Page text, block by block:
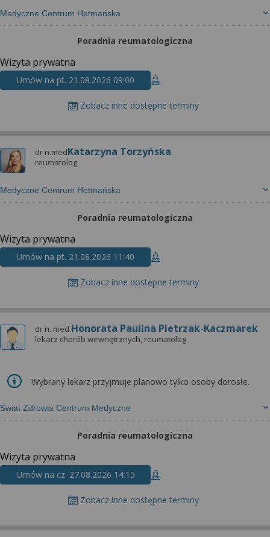
Medyczne Centrum Hetmańska
Poradnia reumatologiczna
Wizyta prywatna
Umów na pt. 21.08.2026 09:00
Zobacz inne dostępne terminy
dr n.medKatarzyna Torzyńska
reumatolog
Medyczne Centrum Hetmańska
Poradnia reumatologiczna
Wizyta prywatna
Umów na pt. 21.08.2026 11:40
Zobacz inne dostępne terminy
dr n. med.Honorata Paulina Pietrzak-Kaczmarek
lekarz chorób wewnętrznych, reumatolog
Świat Zdrowia Centrum Medyczne
Wybrany lekarz przyjmuje planowo tylko osoby dorosłe.
Poradnia reumatologiczna
Wizyta prywatna
Umów na cz. 27.08.2026 14:15
Zobacz inne dostępne terminy